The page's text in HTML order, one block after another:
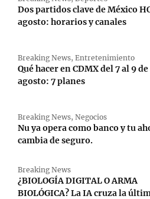
Dos partidos clave de México
agosto: horarios y canales
Breaking News, Entretenimiento
Qué hacer en CDMX del 7 al 9 de
agosto: 7 planes
Breaking News, Negocios
Nu ya opera como banco y tu
cambia de seguro.
Breaking News
¿BIOLOGÍA DIGITAL O ARMA
BIOLÓGICA? La IA cruza la